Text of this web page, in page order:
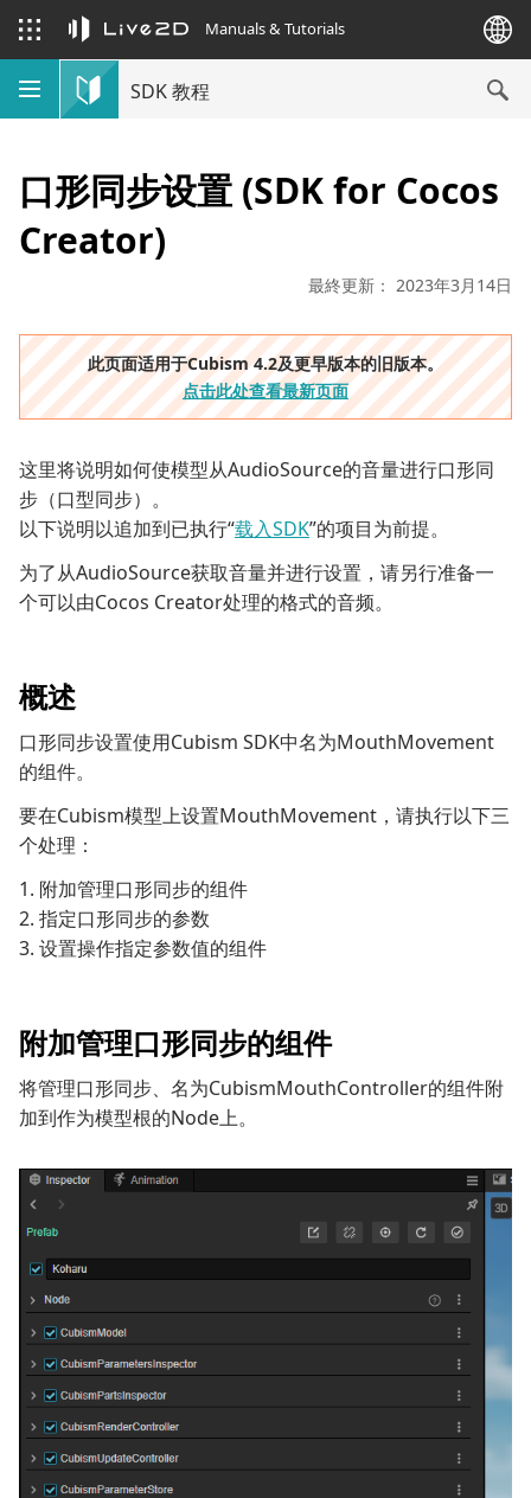
Manuals & Tutorials
SDK 教程
口形同步设置 (SDK for Cocos
Creator)
最終更新： 2023年3月14日
此页面适用于Cubism 4.2及更早版本的旧版本。
点击此处查看最新页面
这里将说明如何使模型从AudioSource的音量进行口形同
步（口型同步）。
以下说明以追加到已执行“载入SDK”的项目为前提。
为了从AudioSource获取音量并进行设置，请另行准备一
个可以由Cocos Creator处理的格式的音频。
概述
口形同步设置使用Cubism SDK中名为MouthMovement
的组件。
要在Cubism模型上设置MouthMovement，请执行以下三
个处理：
1. 附加管理口形同步的组件
2. 指定口形同步的参数
3. 设置操作指定参数值的组件
附加管理口形同步的组件
将管理口形同步、名为CubismMouthController的组件附
加到作为模型根的Node上。